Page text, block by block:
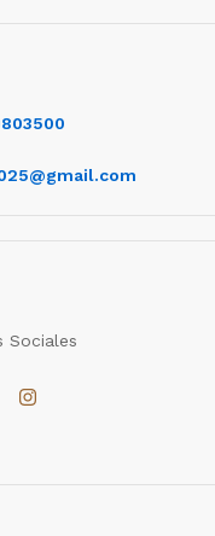
Sociales